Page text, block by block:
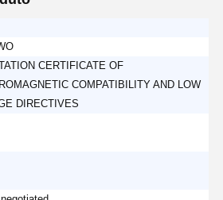
CERTIFICATE OF
COMPATIBILITY AND LOW
DIRECTIVES